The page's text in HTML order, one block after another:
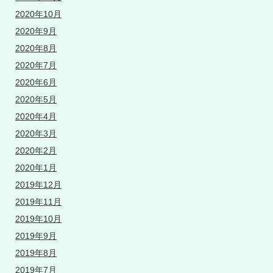
2020年10月
2020年9月
2020年8月
2020年7月
2020年6月
2020年5月
2020年4月
2020年3月
2020年2月
2020年1月
2019年12月
2019年11月
2019年10月
2019年9月
2019年8月
2019年7月